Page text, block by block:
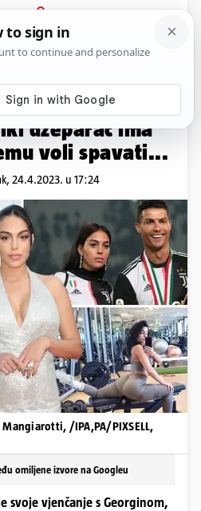
PRIJAVA
Show Komentari
Ronaldovu
džeparac ima
voli spavati...
24.4.2023. u 17:24
/IPA,PA/PIXSELL,
omiljene izvore na Googleu
svoje vjenčanje s Georginom,